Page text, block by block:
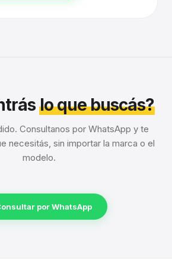
lo que buscás?
Consultanos por WhatsApp y te
necesitás, sin importar la marca o el
modelo.
por WhatsApp